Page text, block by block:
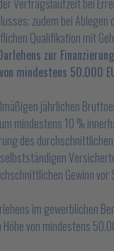
Vertragslaufzeit bei
zudem bei
Qualifikation mit
zur
mindestens 50.000
jährlichen
mindestens 10 %
des
Gewinn vor
im gewerblichen
von mindestens